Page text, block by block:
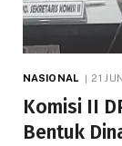
NASIONAL 21
Komisi II
Bentuk